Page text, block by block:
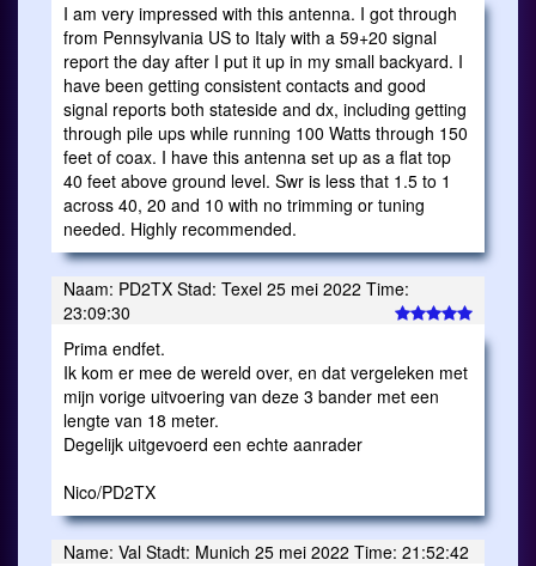
I am very impressed with this antenna. I got through
from Pennsylvania US to Italy with a 59+20 signal
report the day after I put it up in my small backyard. I
have been getting consistent contacts and good
signal reports both stateside and dx, including getting
through pile ups while running 100 Watts through 150
feet of coax. I have this antenna set up as a flat top
40 feet above ground level. Swr is less that 1.5 to 1
across 40, 20 and 10 with no trimming or tuning
needed. Highly recommended.
Naam: PD2TX Stad: Texel 25 mei 2022 Time:
23:09:30
Prima endfet.
Ik kom er mee de wereld over, en dat vergeleken met
mijn vorige uitvoering van deze 3 bander met een
lengte van 18 meter.
Degelijk uitgevoerd een echte aanrader
Nico/PD2TX
Name: Val Stadt: Munich 25 mei 2022 Time: 21:52:42